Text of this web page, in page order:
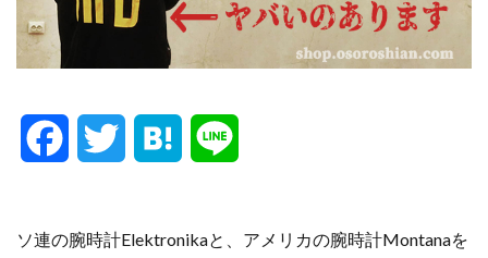
c i t n
ソ連の腕時計Elektronikaと、アメリカの腕時計Montanaを